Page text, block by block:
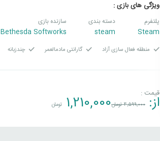
ویژگی های بازی :
پلتفرم
Steam
دسته بندی
steam
سازنده بازی
Bethesda Softworks
منطقه فعال سازی آزاد گارانتی مادمالعمر چندزبانه
قیمت :
از: 4,599,000تومان1,210,000 تومان